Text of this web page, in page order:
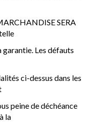
SERA
garantie. Les défauts
ci-dessus dans les
peine de déchéance
la